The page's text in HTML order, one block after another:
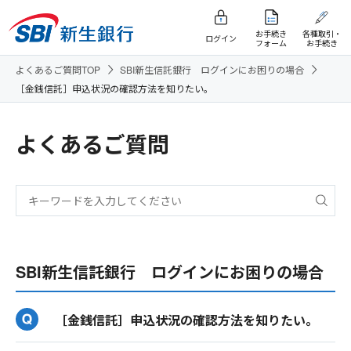
ログイン
お手続き
フォーム
各種取引・
お手続き
よくあるご質問TOP
SBI新生信託銀行 ログインにお困りの場合
［金銭信託］申込状況の確認方法を知りたい。
よくあるご質問
SBI新生信託銀行 ログインにお困りの場合
［金銭信託］申込状況の確認方法を知りたい。